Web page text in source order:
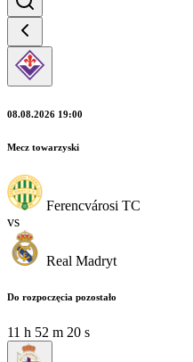
08.08.2026 19:00
Mecz towarzyski
Ferencvárosi TC
vs
Real Madryt
Do rozpoczęcia pozostało
11 h 52 m 18 s